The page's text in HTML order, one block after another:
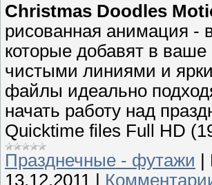
Christmas Doodles
рисованная анимация -
которые добавят в
чистыми линиями и
файлы идеально
начать работу над
Quicktime files Full HD
Празднечные - футажи |
13.12.2011 |